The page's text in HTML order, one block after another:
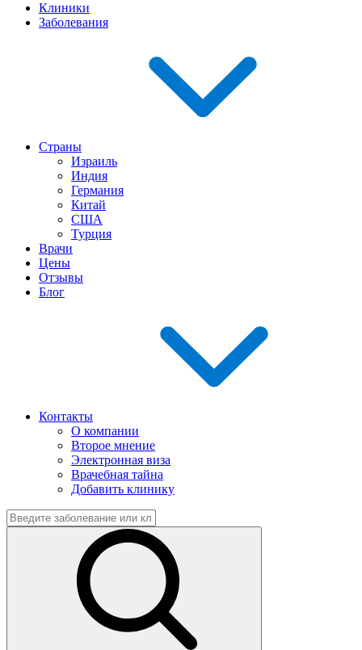
Клиники
Заболевания
Страны
Израиль
Индия
Германия
Китай
США
Турция
Врачи
Цены
Отзывы
Блог
Контакты
О компании
Второе мнение
Электронная виза
Врачебная тайна
Добавить клинику